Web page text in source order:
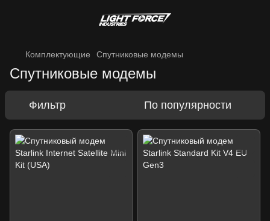
Комплектующие Спутниковые модемы
Спутниковые модемы
Фильтр По популярности